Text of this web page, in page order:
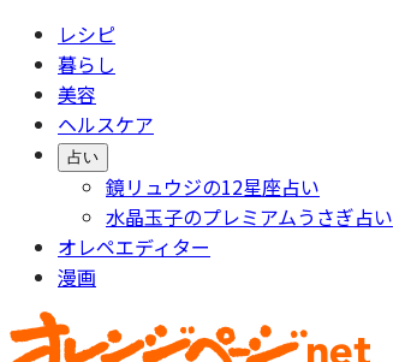
レシピ
暮らし
美容
ヘルスケア
占い
鏡リュウジの12星座占い
水晶玉子のプレミアムうさぎ占い
オレペエディター
漫画